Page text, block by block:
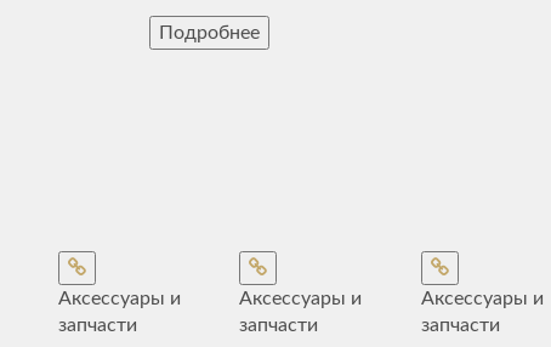
Подробнее
Аксессуары и
запчасти
Аксессуары и
запчасти
Аксессуары и
запчасти